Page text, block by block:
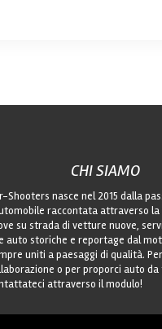
CHI SIAMO
Shooters nasce nel 2015 dalla
raccontata attraverso
su strada di vetture nuove,
auto storiche e reportage dal
uniti a paesaggi di qualità.
o per proporci auto
attraverso il modulo!